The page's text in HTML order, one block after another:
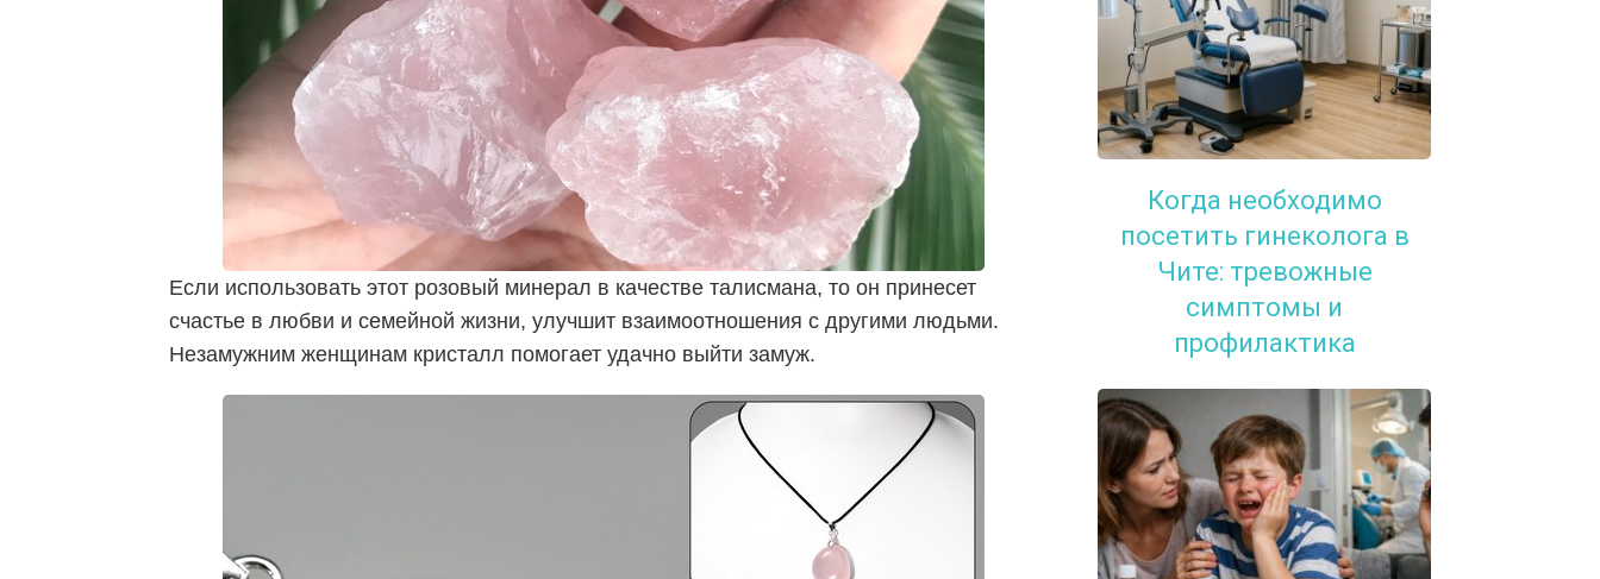
Если использовать этот розовый минерал в качестве талисмана, то он принесет
счастье в любви и семейной жизни, улучшит взаимоотношения с другими людьми.
Незамужним женщинам кристалл помогает удачно выйти замуж.
Когда необходимо
посетить гинеколога в
Чите: тревожные
симптомы и
профилактика